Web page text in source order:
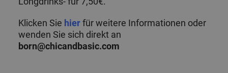
Klicken Sie hierfür weitere Informationen oder
wenden Sie sich direkt an
born@chicandbasic.com